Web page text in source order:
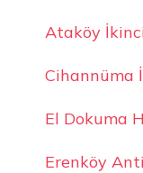
Ataköy
Cihannüma
El Dokuma
Erenköy